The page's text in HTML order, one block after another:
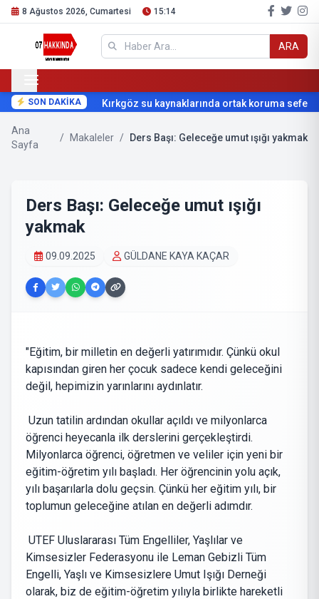
8 Ağustos 2026, Cumartesi 15:14
ARA
SON DAKİKA Kırkgöz su kaynaklarında ortak koruma
Ana
Sayfa
/ Makaleler / Ders Başı: Geleceğe umut ışığı yakmak
Ders Başı: Geleceğe umut ışığı
yakmak
09.09.2025 GÜLDANE KAYA KAÇAR
"Eğitim, bir milletin en değerli yatırımıdır. Çünkü okul
kapısından giren her çocuk sadece kendi geleceğini
değil, hepimizin yarınlarını aydınlatır.
Uzun tatilin ardından okullar açıldı ve milyonlarca
öğrenci heyecanla ilk derslerini gerçekleştirdi.
Milyonlarca öğrenci, öğretmen ve veliler için yeni bir
eğitim-öğretim yılı başladı. Her öğrencinin yolu açık,
yılı başarılarla dolu geçsin. Çünkü her eğitim yılı, bir
toplumun geleceğine atılan en değerli adımdır.
UTEF Uluslararası Tüm Engelliler, Yaşlılar ve
Kimsesizler Federasyonu ile Leman Gebizli Tüm
Engelli, Yaşlı ve Kimsesizlere Umut Işığı Derneği
olarak, biz de eğitim-öğretim yılıyla birlikte hareketli